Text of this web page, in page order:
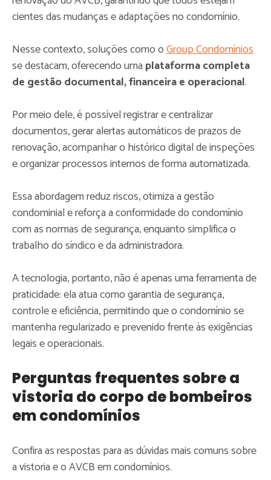
cientes das mudanças e adaptações no condomínio.
Nesse contexto, soluções como oGroup Condomínios
se destacam, oferecendo uma plataforma completa
de gestão documental, financeira e operacional.
Por meio dele, é possível registrar e centralizar
documentos, gerar alertas automáticos de prazos de
renovação, acompanhar o histórico digital de inspeções
e organizar processos internos de forma automatizada.
Essa abordagem reduz riscos, otimiza a gestão
condominial e reforça a conformidade do condomínio
com as normas de segurança, enquanto simplifica o
trabalho do síndico e da administradora.
A tecnologia, portanto, não é apenas uma ferramenta de
praticidade: ela atua como garantia de segurança,
controle e eficiência, permitindo que o condomínio se
mantenha regularizado e prevenido frente às exigências
legais e operacionais.
Perguntas frequentes sobre a
vistoria do corpo de bombeiros
em condomínios
Confira as respostas para as dúvidas mais comuns sobre
a vistoria e o AVCB em condomínios.